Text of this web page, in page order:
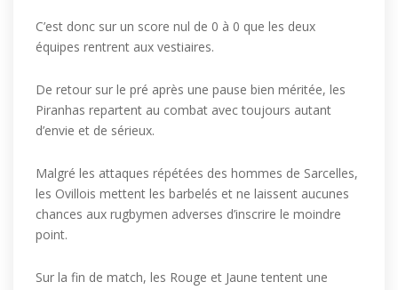
C’est donc sur un score nul de 0 à 0 que les deux
équipes rentrent aux vestiaires.
De retour sur le pré après une pause bien méritée, les
Piranhas repartent au combat avec toujours autant
d’envie et de sérieux.
Malgré les attaques répétées des hommes de Sarcelles,
les Ovillois mettent les barbelés et ne laissent aucunes
chances aux rugbymen adverses d’inscrire le moindre
point.
Sur la fin de match, les Rouge et Jaune tentent une